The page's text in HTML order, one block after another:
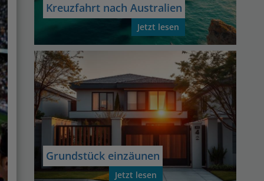
Kreuzfahrt nach Australien
Jetzt lesen
Grundstück einzäunen
Jetzt lesen